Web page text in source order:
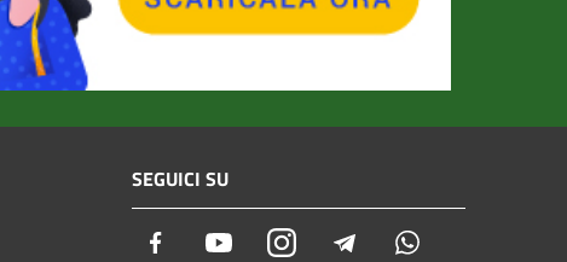
SEGUICI SU
Facebook YoutubeInstagramTelegram